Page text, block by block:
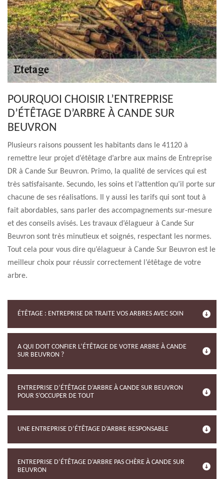
POURQUOI CHOISIR L’ENTREPRISE
D’ÉTÊTAGE D’ARBRE À CANDE SUR
BEUVRON
Plusieurs raisons poussent les habitants dans le 41120 à
remettre leur projet d’étêtage d’arbre aux mains de Entreprise
DR à Cande Sur Beuvron. Primo, la qualité de services qui est
très satisfaisante. Secundo, les soins et l’attention qu’il porte sur
chacune de ses réalisations. Il y aussi les tarifs qui sont tout à
fait abordables, sans parler des accompagnements sur-mesure
et des conseils avisés. Les travaux d’élagueur à Cande Sur
Beuvron sont très minutieux et soignés, respectant les normes.
Tout cela pour vous dire qu’élagueur à Cande Sur Beuvron est le
meilleur choix pour réussir correctement l’étêtage de votre
arbre.
ÉTÊTAGE : ENTREPRISE DR TRAITE VOS ARBRES AVEC SOIN
A QUI DOIT CONFIER L’ÉTÊTAGE DE VOTRE ARBRE À CANDE
SUR BEUVRON ?
ENTREPRISE D’ÉTÊTAGE D’ARBRE À CANDE SUR BEUVRON
POUR S’OCCUPER DE TOUT
UNE ENTREPRISE D’ÉTÊTAGE D’ARBRE RESPONSABLE
ENTREPRISE D’ÉTÊTAGE D’ARBRE PAS CHÈRE À CANDE SUR
BEUVRON